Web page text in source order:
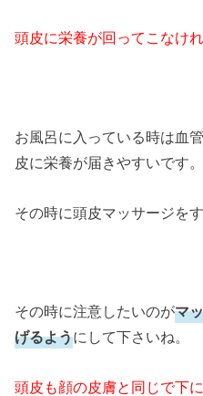
頭皮に栄養が回ってこなけ
お風呂に入っている時は血
皮に栄養が届きやすいです。
その時に頭皮マッサージを
その時に注意したいのがマ
げるようにして下さいね。
頭皮も顔の皮膚と同じで下